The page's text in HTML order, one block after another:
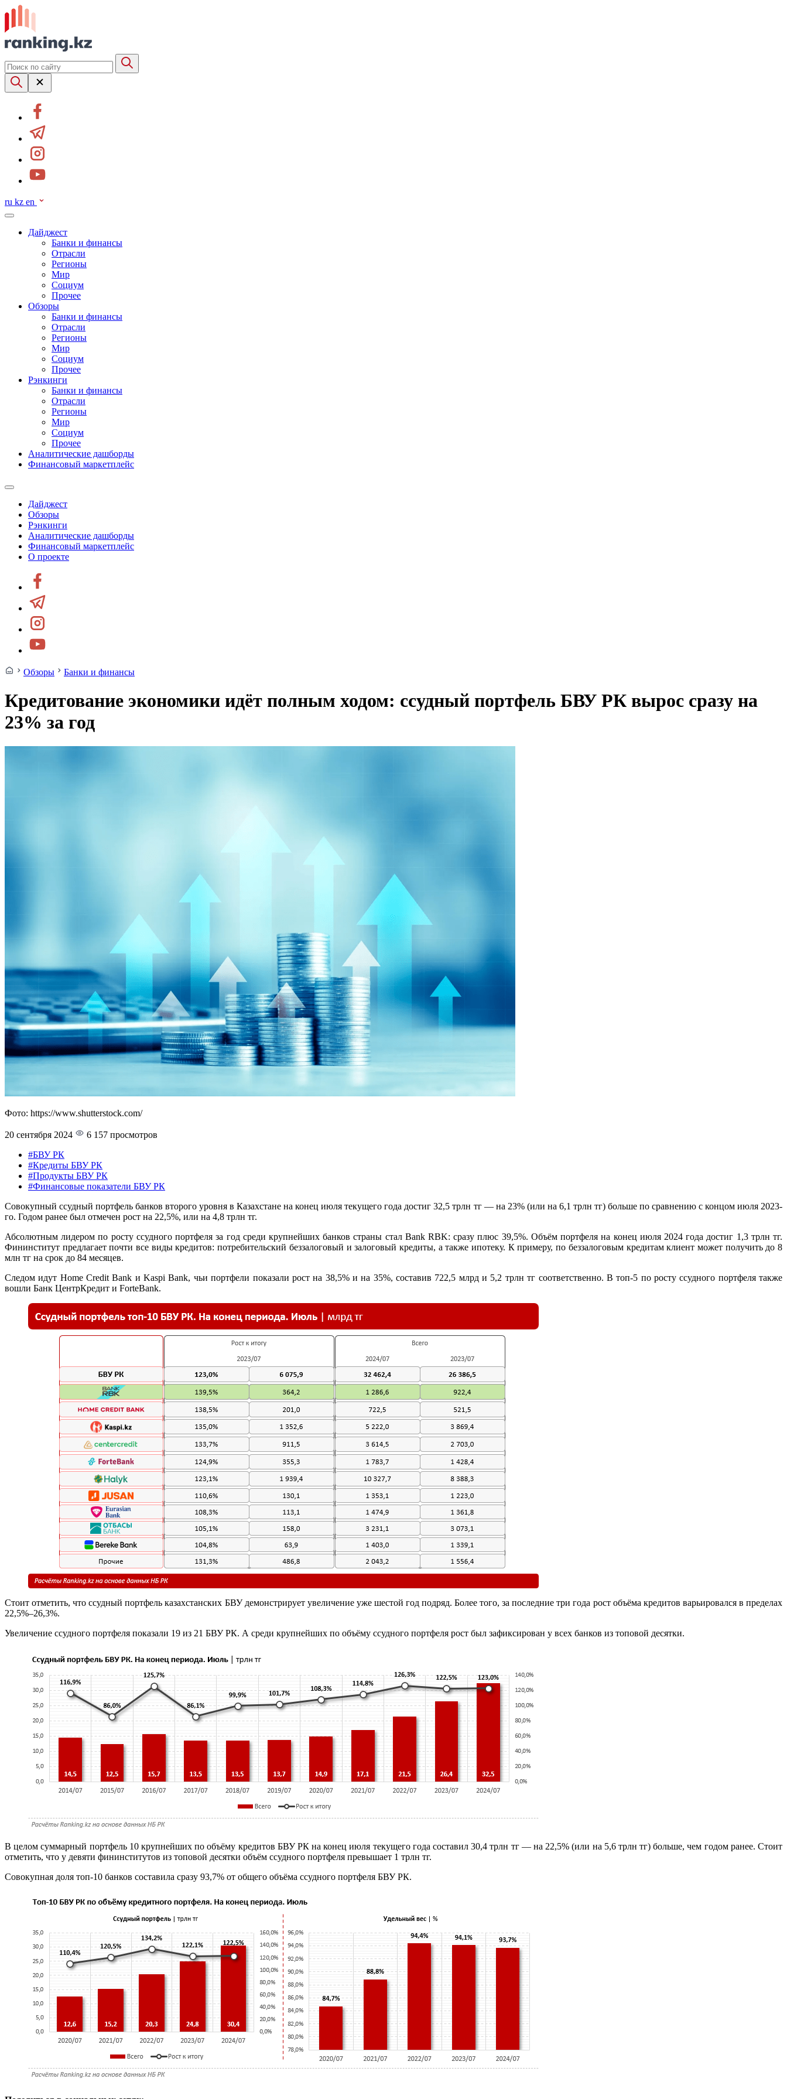
ru kz en
Дайджест
Банки и финансы
Отрасли
Регионы
Мир
Социум
Прочее
Обзоры
Банки и финансы
Отрасли
Регионы
Мир
Социум
Прочее
Рэнкинги
Банки и финансы
Отрасли
Регионы
Мир
Социум
Прочее
Аналитические дашборды
Финансовый маркетплейс
Дайджест
Обзоры
Рэнкинги
Аналитические дашборды
Финансовый маркетплейс
О проекте
Обзоры Банки и финансы
Кредитование экономики идёт полным ходом: ссудный портфель БВУ РК вырос сразу на
23% за год
Фото: https://www.shutterstock.com/
20 сентября 2024
6 157 просмотров
#БВУ РК
#Кредиты БВУ РК
#Продукты БВУ РК
#Финансовые показатели БВУ РК
Совокупный ссудный портфель банков второго уровня в Казахстане на конец июля текущего года достиг 32,5 трлн тг — на 23% (или на 6,1 трлн тг) больше по сравнению с концом июля 2023-
го. Годом ранее был отмечен рост на 22,5%, или на 4,8 трлн тг.
Абсолютным лидером по росту ссудного портфеля за год среди крупнейших банков страны стал Bank RBK: сразу плюс 39,5%. Объём портфеля на конец июля 2024 года достиг 1,3 трлн тг.
Фининститут предлагает почти все виды кредитов: потребительский беззалоговый и залоговый кредиты, а также ипотеку. К примеру, по беззалоговым кредитам клиент может получить до 8
млн тг на срок до 84 месяцев.
Следом идут Home Credit Bank и Kaspi Bank, чьи портфели показали рост на 38,5% и на 35%, составив 722,5 млрд и 5,2 трлн тг соответственно. В топ-5 по росту ссудного портфеля также
вошли Банк ЦентрКредит и ForteBank.
Стоит отметить, что ссудный портфель казахстанских БВУ демонстрирует увеличение уже шестой год подряд. Более того, за последние три года рост объёма кредитов варьировался в пределах
22,5%–26,3%.
Увеличение ссудного портфеля показали 19 из 21 БВУ РК. А среди крупнейших по объёму ссудного портфеля рост был зафиксирован у всех банков из топовой десятки.
В целом суммарный портфель 10 крупнейших по объёму кредитов БВУ РК на конец июля текущего года составил 30,4 трлн тг — на 22,5% (или на 5,6 трлн тг) больше, чем годом ранее. Стоит
отметить, что у девяти фининститутов из топовой десятки объём ссудного портфеля превышает 1 трлн тг.
Совокупная доля топ-10 банков составила сразу 93,7% от общего объёма ссудного портфеля БВУ РК.